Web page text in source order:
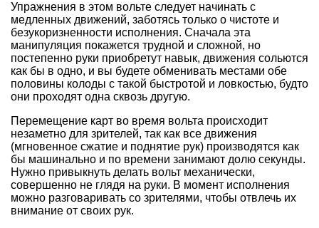
Упражнения в этом вольте следует начинать с
медленных движений, заботясь только о чистоте и
безукоризненности исполнения. Сначала эта
манипуляция покажется трудной и сложной, но
постепенно руки приобретут навык, движения сольются
как бы в одно, и вы будете обменивать местами обе
половины колоды с такой быстротой и ловкостью, будто
они проходят одна сквозь другую.
Перемещение карт во время вольта происходит
незаметно для зрителей, так как все движения
(мгновенное сжатие и поднятие рук) производятся как
бы машинально и по времени занимают долю секунды.
Нужно привыкнуть делать вольт механически,
совершенно не глядя на руки. В момент исполнения
можно разговаривать со зрителями, чтобы отвлечь их
внимание от своих рук.